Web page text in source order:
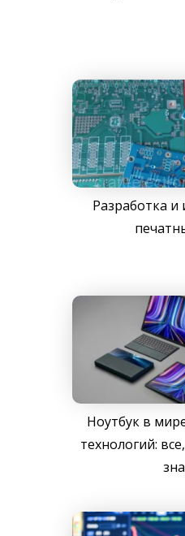
Разработка и
Ноутбук в
технологий: